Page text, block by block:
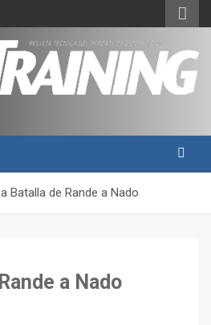
del deporte
Batalla de Rande a Nado
a Nado